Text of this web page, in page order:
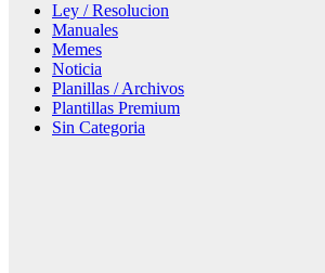
Ley / Resolucion
Manuales
Memes
Noticia
Planillas / Archivos
Plantillas Premium
Sin Categoria